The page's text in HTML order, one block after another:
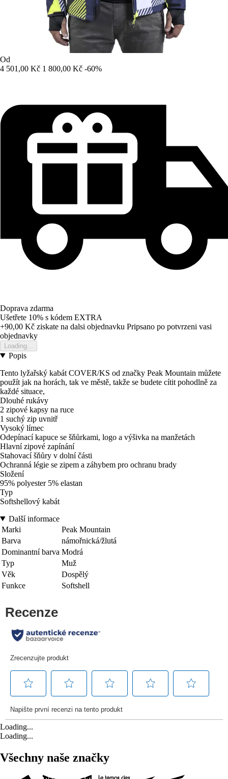
Od
4 501,00 Kč 1 800,00 Kč -60%
Doprava zdarma
Ušetřete 10% s kódem EXTRA
+90,00 Kč ziskate na dalsi objednavku Pripsano po potvrzeni vasi
objednavky
Loading...
Popis
Tento lyžařský kabát COVER/KS od značky Peak Mountain můžete
použít jak na horách, tak ve městě, takže se budete cítit pohodlně za
každé situace,
Dlouhé rukávy
2 zipové kapsy na ruce
1 suchý zip uvnitř
Vysoký límec
Odepínací kapuce se šňůrkami, logo a výšivka na manžetách
Hlavní zipové zapínání
Stahovací šňůry v dolní části
Ochranná légie se zipem a záhybem pro ochranu brady
Složení
95% polyester 5% elastan
Typ
Softshellový kabát
Další informace
Marki
Peak Mountain
Barva
námořnická/žlutá
Dominantní barva Modrá
Typ
Muž
Věk
Dospělý
Funkce
Softshell
Loading...
Loading...
Všechny naše značky